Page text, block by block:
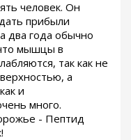
человек. Он
прибыли
два года обычно
мышцы в
так как не
а
и
много.
- Пептид